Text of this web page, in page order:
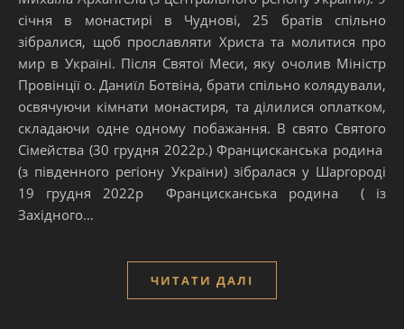
січня в монастирі в Чуднові, 25 братів спільно
зібралися, щоб прославляти Христа та молитися про
мир в Україні. Після Святої Меси, яку очолив Міністр
Провінції о. Даниїл Ботвіна, брати спільно колядували,
освячуючи кімнати монастиря, та ділилися оплатком,
складаючи одне одному побажання. В свято Святого
Сімейства (30 грудня 2022р.) Францисканська родина
(з південного регіону України) зібралася у Шаргороді
19 грудня 2022р Францисканська родина ( із
Західного…
ЧИТАТИ ДАЛІ